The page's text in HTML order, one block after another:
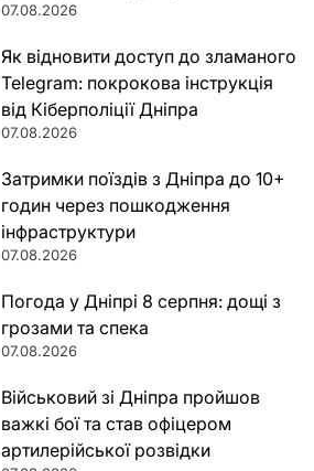
07.08.2026
Як відновити доступ до зламаного
Telegram: покрокова інструкція
від Кіберполіції Дніпра
07.08.2026
Затримки поїздів з Дніпра до 10+
годин через пошкодження
інфраструктури
07.08.2026
Погода у Дніпрі 8 серпня: дощі з
грозами та спека
07.08.2026
Військовий зі Дніпра пройшов
важкі бої та став офіцером
артилерійської розвідки